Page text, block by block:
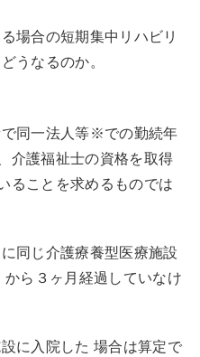
場合の短期集中リハビリ
うなるのか。
同一法人等※での勤続年
介護福祉士の資格を取得
ることを求めるものでは
同じ介護療養型医療施設
ら３ヶ月経過していなけ
に入院した 場合は算定で